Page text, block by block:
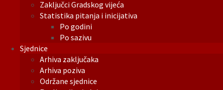
Zaključci Gradskog vijeća
Statistika pitanja i inicijativa
Po godini
Po sazivu
Sjednice
Arhiva zaključaka
Arhiva poziva
Održane sjednice